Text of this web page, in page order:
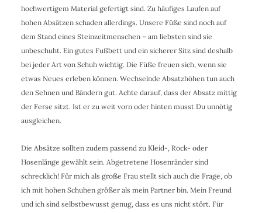
hochwertigem Material gefertigt sind. Zu häufiges Laufen auf
hohen Absätzen schaden allerdings. Unsere Füße sind noch auf
dem Stand eines Steinzeitmenschen – am liebsten sind sie
unbeschuht. Ein gutes Fußbett und ein sicherer Sitz sind deshalb
bei jeder Art von Schuh wichtig. Die Füße freuen sich, wenn sie
etwas Neues erleben können. Wechselnde Absatzhöhen tun auch
den Sehnen und Bändern gut. Achte darauf, dass der Absatz mittig
der Ferse sitzt. Ist er zu weit vorn oder hinten musst Du unnötig
ausgleichen.
Die Absätze sollten zudem passend zu Kleid-, Rock- oder
Hosenlänge gewählt sein. Abgetretene Hosenränder sind
schrecklich! Für mich als große Frau stellt sich auch die Frage, ob
ich mit hohen Schuhen größer als mein Partner bin. Mein Freund
und ich sind selbstbewusst genug, dass es uns nicht stört. Für